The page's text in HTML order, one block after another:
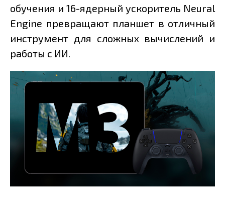
обучения и 16-ядерный ускоритель Neural
Engine превращают планшет в отличный
инструмент для сложных вычислений и
работы с ИИ.